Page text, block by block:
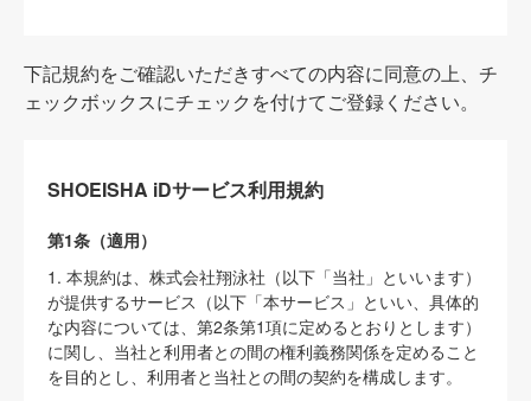
下記規約をご確認いただきすべての内容に同意の上、チ
ェックボックスにチェックを付けてご登録ください。
SHOEISHA iDサービス利用規約
第1条（適用）
1. 本規約は、株式会社翔泳社（以下「当社」といいます）
が提供するサービス（以下「本サービス」といい、具体的
な内容については、第2条第1項に定めるとおりとします）
に関し、当社と利用者との間の権利義務関係を定めること
を目的とし、利用者と当社との間の契約を構成します。